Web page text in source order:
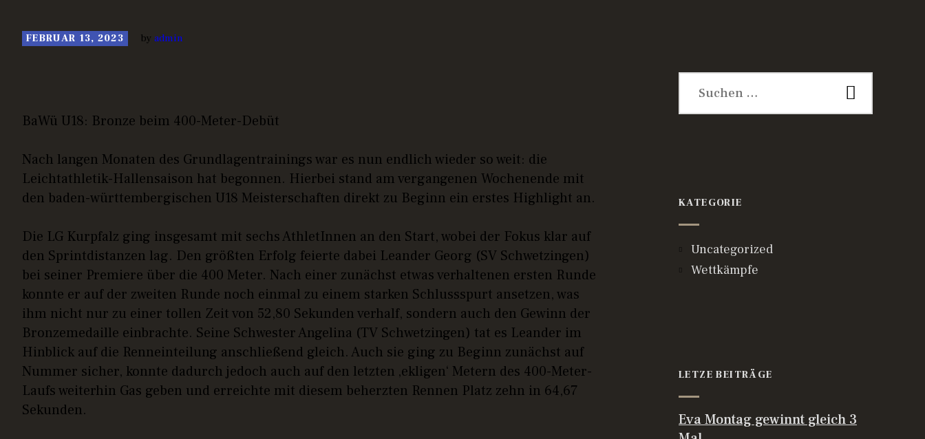
FEBRUAR 13, 2023 by admin
BaWü U18: Bronze beim 400-Meter-Debüt
Nach langen Monaten des Grundlagentrainings war es nun endlich wieder so weit: die
Leichtathletik-Hallensaison hat begonnen. Hierbei stand am vergangenen Wochenende mit
den baden-württembergischen U18 Meisterschaften direkt zu Beginn ein erstes Highlight an.
Die LG Kurpfalz ging insgesamt mit sechs AthletInnen an den Start, wobei der Fokus klar auf
den Sprintdistanzen lag. Den größten Erfolg feierte dabei Leander Georg (SV Schwetzingen)
bei seiner Premiere über die 400 Meter. Nach einer zunächst etwas verhaltenen ersten Runde
konnte er auf der zweiten Runde noch einmal zu einem starken Schlussspurt ansetzen, was
ihm nicht nur zu einer tollen Zeit von 52,80 Sekunden verhalf, sondern auch den Gewinn der
Bronzemedaille einbrachte. Seine Schwester Angelina (TV Schwetzingen) tat es Leander im
Hinblick auf die Renneinteilung anschließend gleich. Auch sie ging zu Beginn zunächst auf
Nummer sicher, konnte dadurch jedoch auch auf den letzten ‚ekligen‘ Metern des 400-Meter-
Laufs weiterhin Gas geben und erreichte mit diesem beherzten Rennen Platz zehn in 64,67
Sekunden.
nach:
KATEGORIE
Uncategorized
Wettkämpfe
LETZE BEITRÄGE
Eva Montag gewinnt gleich 3